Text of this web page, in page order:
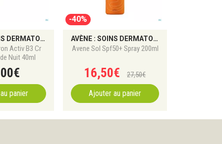
AVÈNE : SOINS DERMATOLOGIQUES ET PROTECTIONS SOLAIRES
Activ B3 Cr
Nuit 40ml
00€
panier
-40%
AVÈNE : SOINS DERMATOLOGIQUES ET PROTECTIONS SOLAIRES
Avene Sol Spf50+ Spray 200ml
16,50€ 27,50€
Ajouter au panier